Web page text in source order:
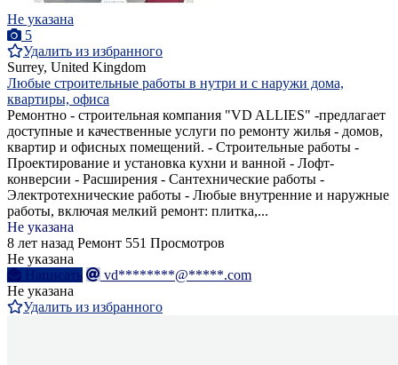
Не указана
5
Удалить из избранного
Surrey, United Kingdom
Любые строительные работы в нутри и с наружи дома,
квартиры, офиса
Ремонтно - строительная компания "VD ALLIES" -предлагает
доступные и качественные услуги по ремонту жилья - домов,
квартир и офисных помещений. - Строительные работы -
Проектирование и установка кухни и ванной - Лофт-
конверсии - Расширения - Сантехнические работы -
Электротехнические работы - Любые внутренние и наружные
работы, включая мелкий ремонт: плитка,...
Не указана
8 лет назад Ремонт 551 Просмотров
Не указана
Написать
vd********@*****.com
Не указана
Удалить из избранного